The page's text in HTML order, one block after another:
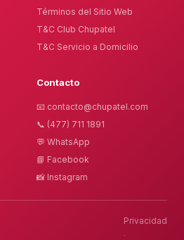
Términos del Sitio Web
T&C Club Chupatel
T&C Servicio a Domicilio
Contacto
📧 contacto@chupatel.com
📞 (477) 711 1891
💬 WhatsApp
📘 Facebook
📸 Instagram
Privacidad
·